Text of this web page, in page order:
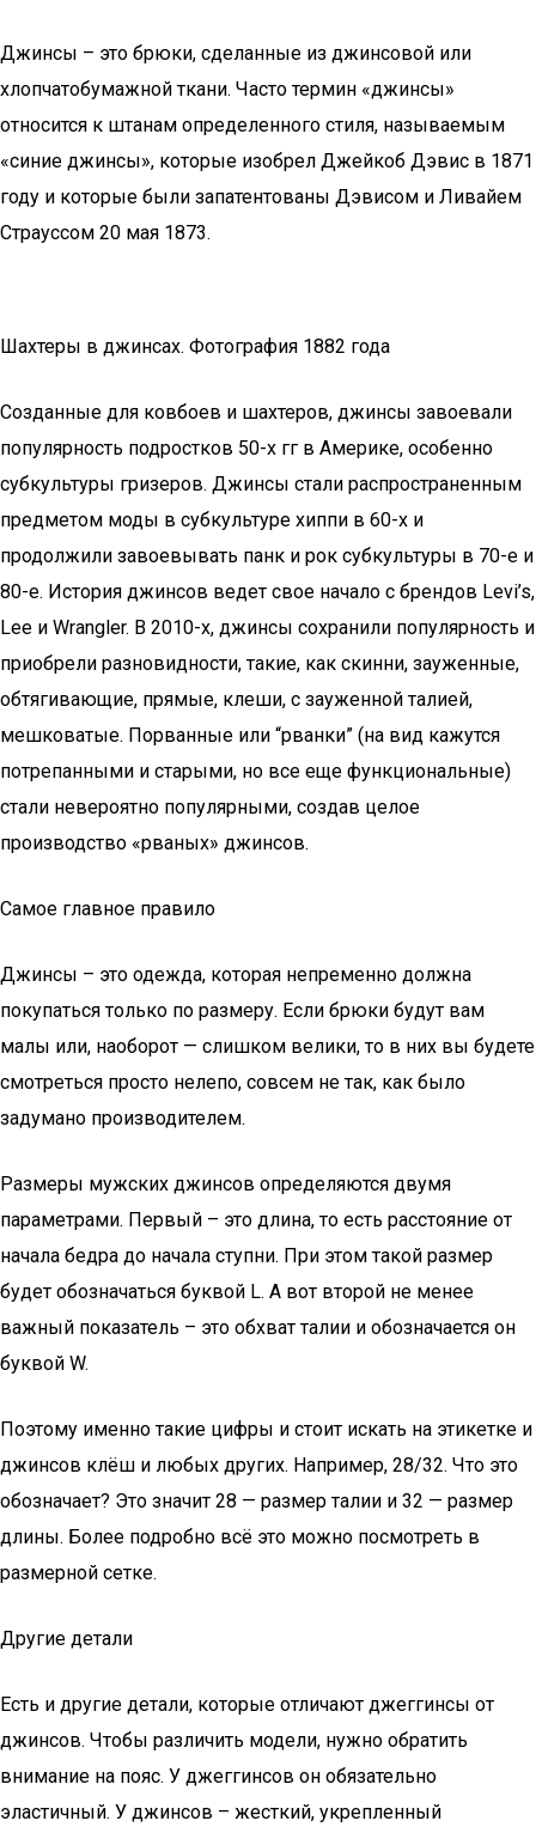
Джинсы – это брюки, сделанные из джинсовой или
хлопчатобумажной ткани. Часто термин «джинсы»
относится к штанам определенного стиля, называемым
«синие джинсы», которые изобрел Джейкоб Дэвис в 1871
году и которые были запатентованы Дэвисом и Ливайем
Страуссом 20 мая 1873.
Шахтеры в джинсах. Фотография 1882 года
Созданные для ковбоев и шахтеров, джинсы завоевали
популярность подростков 50-х гг в Америке, особенно
субкультуры гризеров. Джинсы стали распространенным
предметом моды в субкультуре хиппи в 60-х и
продолжили завоевывать панк и рок субкультуры в 70-е и
80-е. История джинсов ведет свое начало с брендов Levi’s,
Lee и Wrangler. В 2010-х, джинсы сохранили популярность и
приобрели разновидности, такие, как скинни, зауженные,
обтягивающие, прямые, клеши, с зауженной талией,
мешковатые. Порванные или “рванки” (на вид кажутся
потрепанными и старыми, но все еще функциональные)
стали невероятно популярными, создав целое
производство «рваных» джинсов.
Самое главное правило
Джинсы – это одежда, которая непременно должна
покупаться только по размеру. Если брюки будут вам
малы или, наоборот — слишком велики, то в них вы будете
смотреться просто нелепо, совсем не так, как было
задумано производителем.
Размеры мужских джинсов определяются двумя
параметрами. Первый – это длина, то есть расстояние от
начала бедра до начала ступни. При этом такой размер
будет обозначаться буквой L. А вот второй не менее
важный показатель – это обхват талии и обозначается он
буквой W.
Поэтому именно такие цифры и стоит искать на этикетке и
джинсов клёш и любых других. Например, 28/32. Что это
обозначает? Это значит 28 — размер талии и 32 — размер
длины. Более подробно всё это можно посмотреть в
размерной сетке.
Другие детали
Есть и другие детали, которые отличают джеггинсы от
джинсов. Чтобы различить модели, нужно обратить
внимание на пояс. У джеггинсов он обязательно
эластичный. У джинсов – жесткий, укрепленный